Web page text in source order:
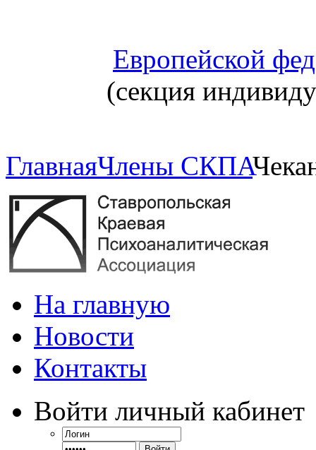
Европейской
(секция
ГлавнаяЧлены СКПА
На главную
Новости
Контакты
Войти личный кабинет